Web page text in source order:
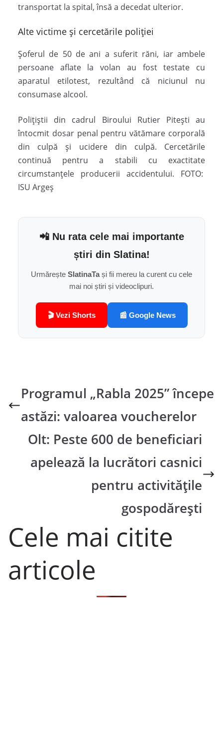
transportat la spital, însă a decedat ulterior.
Alte victime și cercetările poliției
Șoferul de 50 de ani a suferit răni, iar ambele
persoane aflate la volan au fost testate cu
aparatul etilotest, rezultând că niciunul nu
consumase alcool.
Polițiștii din cadrul Biroului Rutier Pitești au
întocmit dosar penal pentru vătămare corporală
din culpă și ucidere din culpă. Cercetările
continuă pentru a stabili cu exactitate
circumstanțele producerii accidentului. FOTO:
ISU Argeș
📲 Nu rata cele mai importante
știri din Slatina!
Urmărește SlatinaTași fii mereu la curent cu cele
mai noi știri și videoclipuri.
🎬 Vezi Shorts 📰 Google News
Programul „Rabla 2025” începe
astăzi: valoarea voucherelor
Olt: Peste 600 de beneficiari
apelează la lucrători casnici
pentru activitățile
gospodărești
Cele mai citite
articole